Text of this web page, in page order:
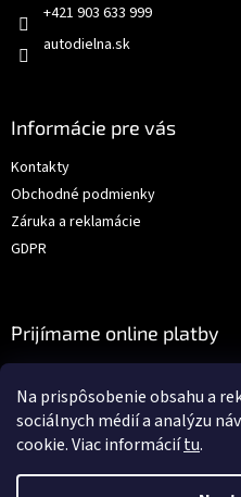
Na prispôsobenie obsahu a
sociálnych médií a analýzu
cookie. Viac informáciítu.
+421 903 633 999
autodielna.sk
Informácie pre vás
Kontakty
Obchodné podmienky
Záruka a reklamácie
GDPR
Prijímame online platby